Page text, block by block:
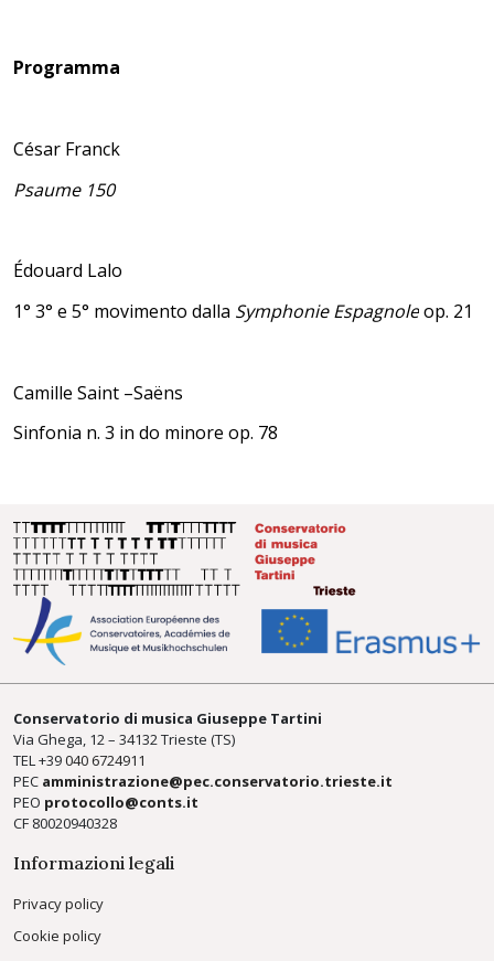
Programma
César Franck
Psaume 150
Édouard Lalo
1° 3° e 5° movimento dalla Symphonie Espagnoleop. 21
Camille Saint –Saëns
Sinfonia n. 3 in do minore op. 78
Conservatorio di musica Giuseppe Tartini
Via Ghega, 12 – 34132 Trieste (TS)
TEL +39040 6724911
PEC amministrazione@pec.conservatorio.trieste.it
PEO protocollo@conts.it
CF 80020940328
Informazioni legali
Privacy policy
Cookie policy